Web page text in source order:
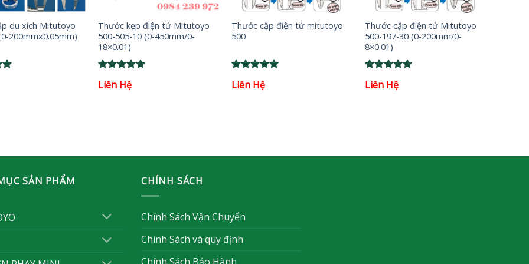
du xích Mitutoyo
200mmx0.05mm)
Thước kẹp điện tử Mitutoyo
500-505-10 (0-450mm/0-
18×0.01)
out of 5
Liên Hệ
+
Thước cặp điện tử mitutoyo
500
out of 5
Liên Hệ
+
Thước cặp điện tử Mitutoyo
500-197-30 (0-200mm/0-
8×0.01)
out of 5
Liên Hệ
SẢN PHẨM CHÍNH SÁCH
Chính Sách Vận Chuyển
Chính Sách và quy định